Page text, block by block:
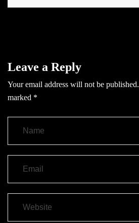
Leave a Reply
Your email address will not be published.
marked *